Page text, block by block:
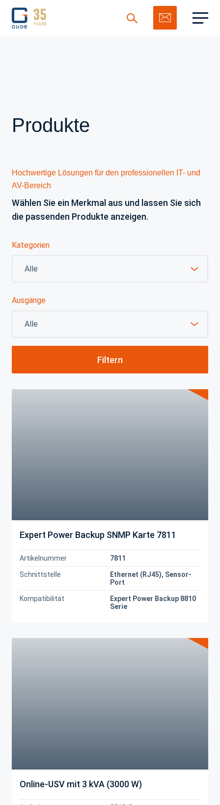
Produkte
Hochwertige Lösungen für den professionellen IT- und
AV-Bereich
Wählen Sie ein Merkmal aus und lassen Sie sich
die passenden Produkte anzeigen.
Kategorien
Ausgänge
Filtern
Expert Power Backup SNMP Karte 7811
Artikelnummer 7811
Schnittstelle
Ethernet (RJ45), Sensor-
Port
Kompatibilität
Expert Power Backup 8810
Serie
Online-USV mit 3 kVA (3000 W)